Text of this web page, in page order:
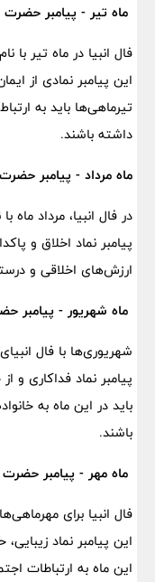
ماه تیر - پیامبر حضرت
فال انبیا در ماه تیر
این پیامبر نمادی از
تیرماهی‌ها باید به
داشته باشند.
ماه مرداد - پیامبر
در فال انبیا، مرداد
پیامبر نماد اخلاق و
ارزش‌های اخلاقی و
ماه شهریور - پیامبر
شهریوری‌ها با فال
پیامبر نماد فداکاری
باید در این ماه به
باشند.
ماه مهر - پیامبر
فال انبیا برای
این پیامبر نماد
این ماه به ارتباطات